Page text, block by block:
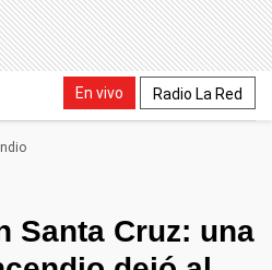
En vivo Radio La Red
Santa Cruz: una